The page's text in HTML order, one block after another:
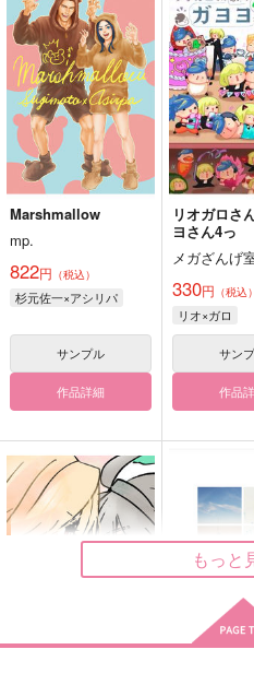
Marshmallow
mp.
822円 （税込）
杉元佐一×アシリパ
サンプル
作品詳細
リオガロさ
ヨさん4っ
メガざんげ
330円 （税込）
リオ×ガロ
サン
作品
もっと